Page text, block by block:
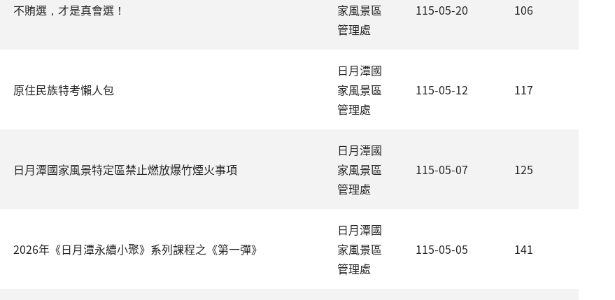
不賄選，才是真會選！
家風景區
管理處
115-05-20 106
原住民族特考懶人包
日月潭國
家風景區
管理處
115-05-12 117
日月潭國家風景特定區禁止燃放爆竹煙火事項
日月潭國
家風景區
管理處
115-05-07 125
2026年《日月潭永續小聚》系列課程之《第一彈》
日月潭國
家風景區
管理處
115-05-05 141